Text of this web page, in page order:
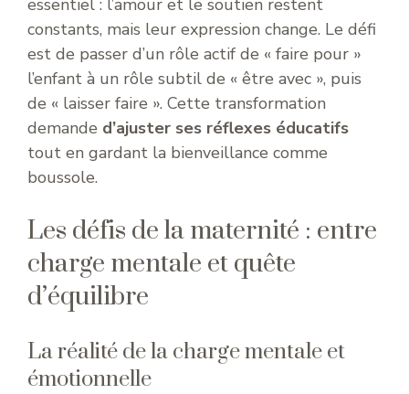
constants, mais leur expression change. Le défi
est de passer d’un rôle actif de « faire pour »
l’enfant à un rôle subtil de « être avec », puis
de « laisser faire ». Cette transformation
demande d’ajuster ses réflexes éducatifs
tout en gardant la bienveillance comme
boussole.
Les défis de la maternité : entre
charge mentale et quête
d’équilibre
La réalité de la charge mentale et
émotionnelle